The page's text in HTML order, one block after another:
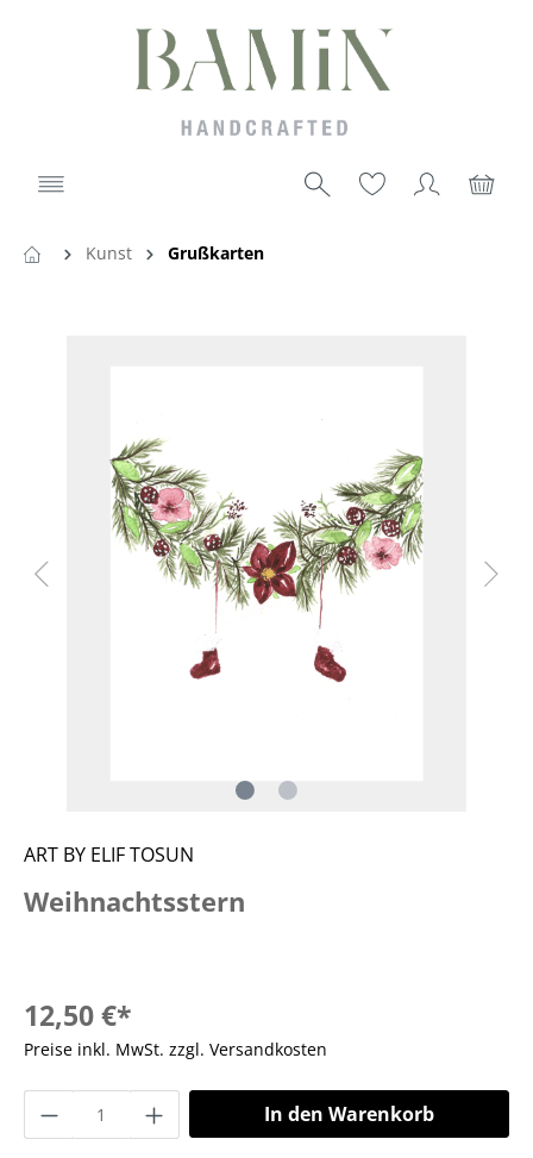
Kunst Grußkarten
ART BY ELIF TOSUN
Weihnachtsstern
12,50 €*
Preise inkl. MwSt. zzgl. Versandkosten
In den Warenkorb